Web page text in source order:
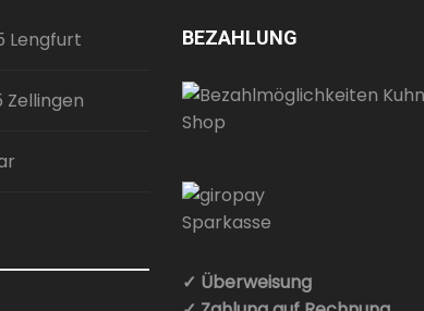
Lengfurt
Zellingen
BEZAHLUNG
✓ Überweisung